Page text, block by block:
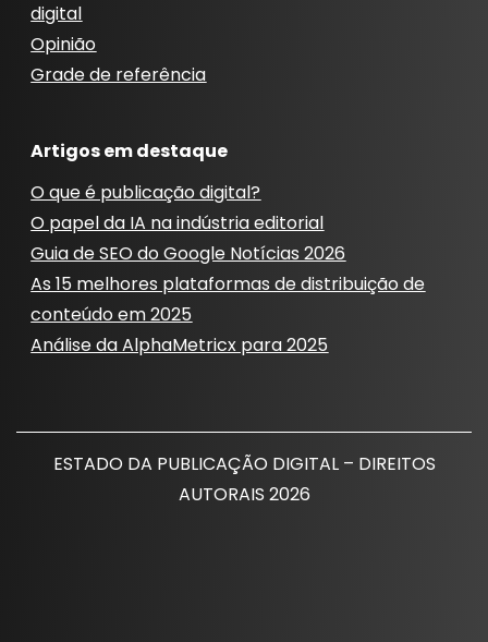
digital
Opinião
Grade de referência
Artigos em destaque
O que é publicação digital?
O papel da IA ​​na indústria editorial
Guia de SEO do Google Notícias 2026
As 15 melhores plataformas de distribuição de
conteúdo em 2025
Análise da AlphaMetricx para 2025
ESTADO DA PUBLICAÇÃO DIGITAL – DIREITOS
AUTORAIS 2026